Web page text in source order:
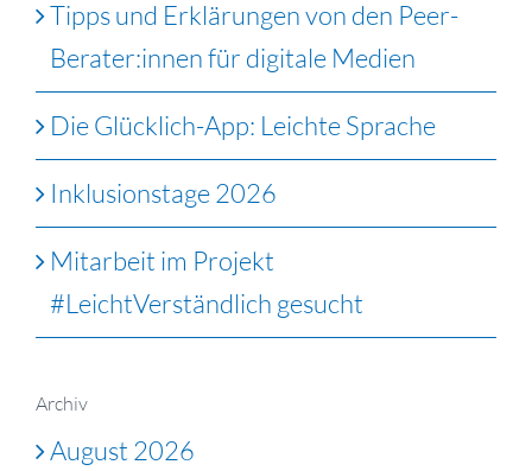
Tipps und Erklärungen von den Peer-
Berater:innen für digitale Medien
Die Glücklich-App: Leichte Sprache
Inklusionstage 2026
Mitarbeit im Projekt
#LeichtVerständlich gesucht
Archiv
August 2026